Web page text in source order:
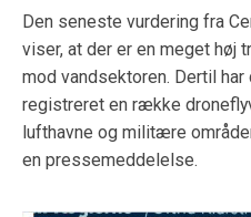
Den seneste vurdering fra
viser, at der er en meget høj
mod vandsektoren. Dertil
registreret en række
lufthavne og militære
en pressemeddelelse.